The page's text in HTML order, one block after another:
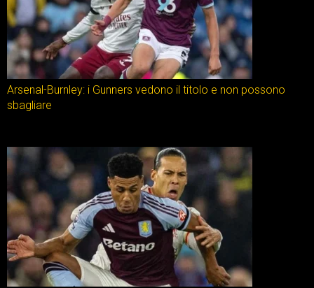
Arsenal-Burnley: i Gunners vedono il titolo e non possono
sbagliare